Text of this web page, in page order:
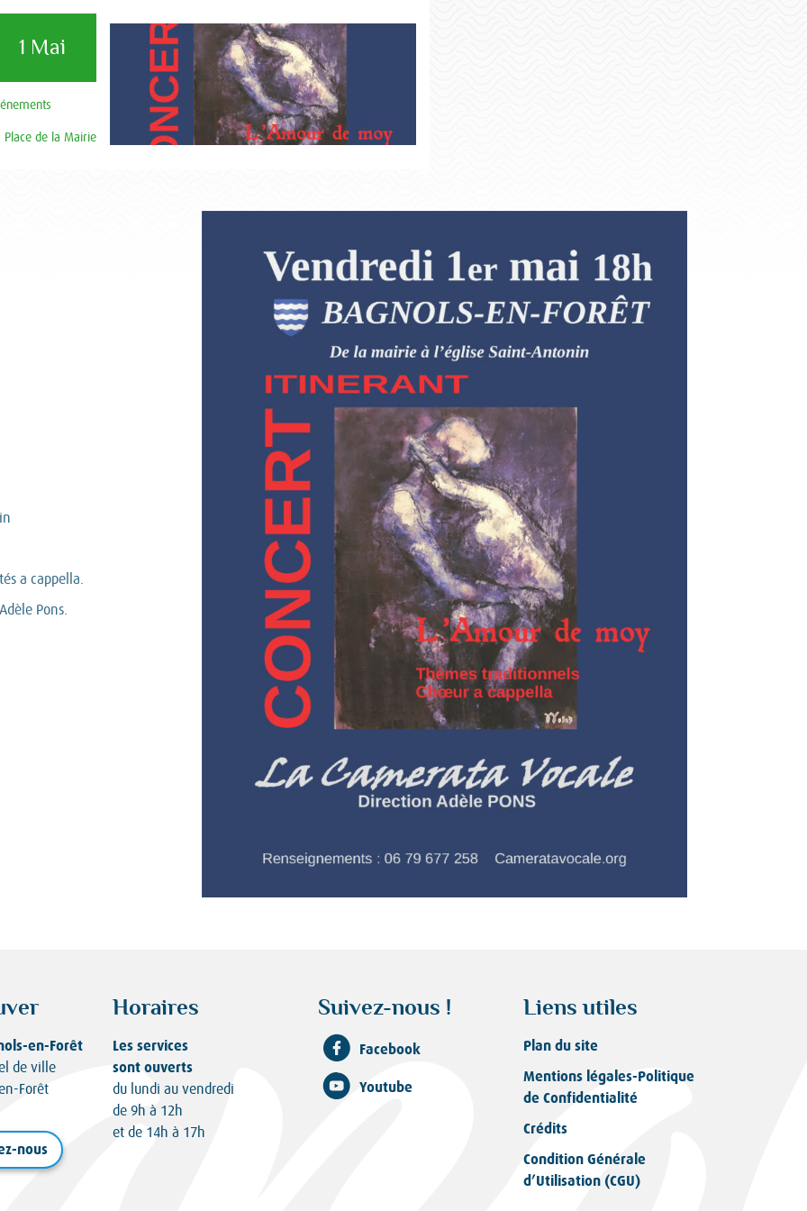
1 Mai
Place de la Mairie
a cappella.
Pons.
en-Forêt
de ville
Forêt
nous
Horaires
Les services
sont ouverts
du lundi au vendredi
de 9h à 12h
et de 14h à 17h
Suivez-nous !
Facebook
Youtube
Liens utiles
Plan du site
Mentions légales-Politique
de Confidentialité
Crédits
Condition Générale
d’Utilisation (CGU)